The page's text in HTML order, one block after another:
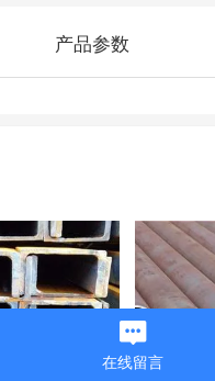
产品参数
无缝钢
在线留言